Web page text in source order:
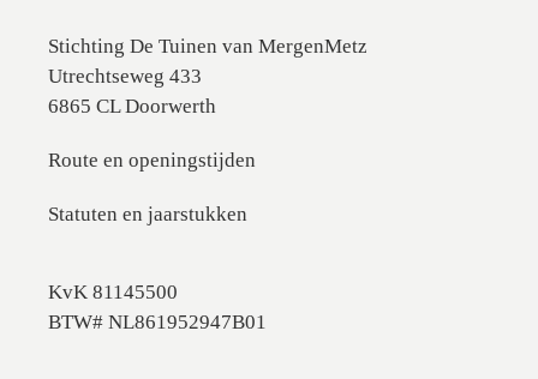
Stichting De Tuinen van MergenMetz
Utrechtseweg 433
6865 CL Doorwerth
Route en openingstijden
Statuten en jaarstukken
KvK 81145500
BTW# NL861952947B01